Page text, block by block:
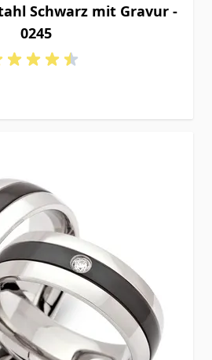
Schwarz mit Gravur -
0245